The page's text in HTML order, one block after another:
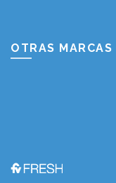
OTRAS